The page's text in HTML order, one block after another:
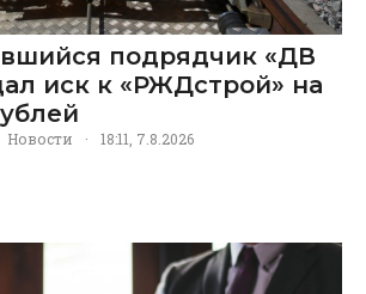
подрядчик «ДВ
иск к «РЖДстрой» на
Новости · 18:11, 7.8.2026